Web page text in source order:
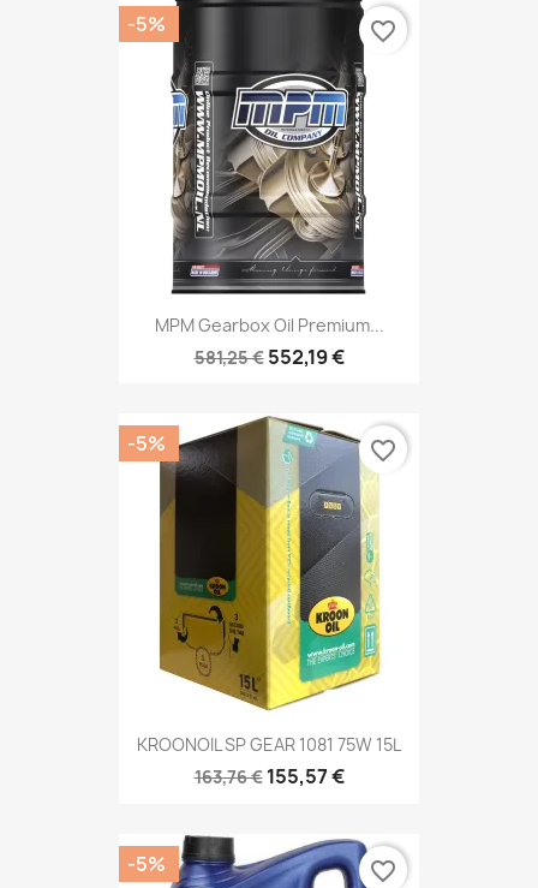
MPM Gearbox Oil Premium...
581,25 € 552,19 €
-5% favorite_border
KROONOIL SP GEAR 1081 75W 15L
163,76 € 155,57 €
-5% favorite_border
-5% favorite_border